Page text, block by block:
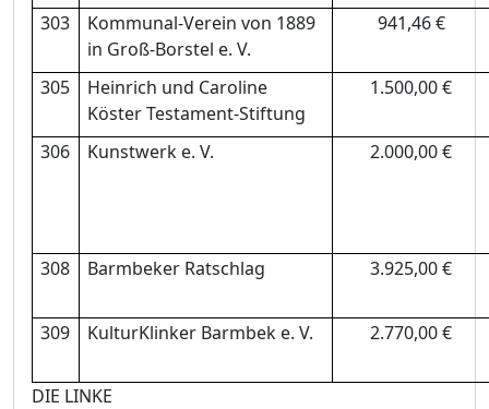
303
Kommunal-Verein von 1889
in Groß-Borstel e. V.
941,46 €
305
Heinrich und Caroline
Köster Testament-Stiftung
1.500,00 €
306 Kunstwerk e. V. 2.000,00 €
308 Barmbeker Ratschlag 3.925,00 €
309 KulturKlinker Barmbek e. V. 2.770,00 €
DIE LINKE